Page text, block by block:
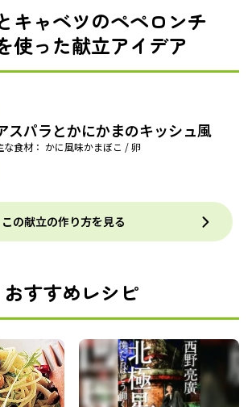
キャベツのペペロンチ
使った献立アイデア
スパラとかにかまのキッシュ風
な食材： かに風味かまぼこ / 卵
この献立の作り方を見る
おすすめレシピ